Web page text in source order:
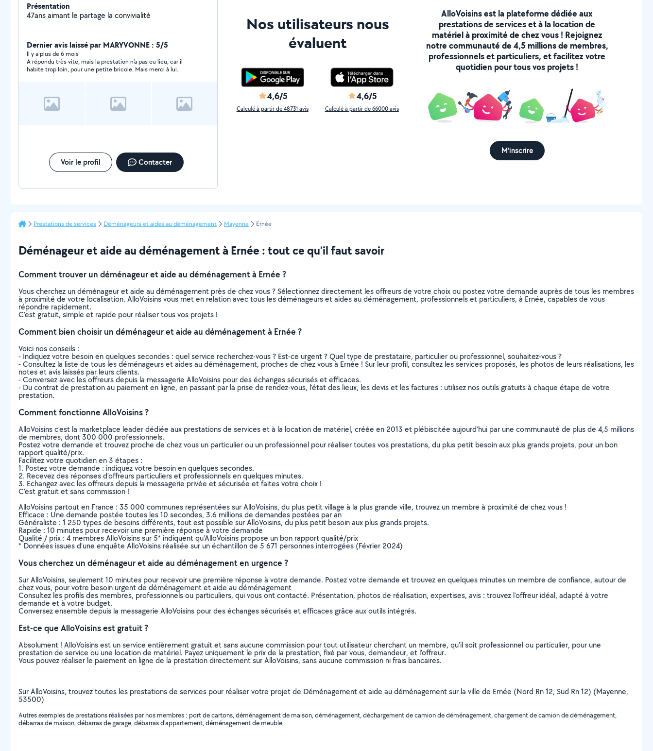
Présentation
47ans aimant le partage la convivialité
Dernier avis laissé par MARYVONNE : 5/5
Il y a plus de 6 mois
A répondu très vite, mais la prestation n'a pas eu lieu, car il
habite trop loin, pour une petite bricole. Mais merci à lui.
Voir le profil Contacter
Nos utilisateurs nous
évaluent
4,6/5
Calculé à partir de 48731 avis
4,6/5
Calculé à partir de 66000 avis
AlloVoisins est la plateforme dédiée aux
prestations de services et à la location de
matériel à proximité de chez vous ! Rejoignez
notre communauté de 4,5 millions de membres,
professionnels et particuliers, et facilitez votre
quotidien pour tous vos projets !
M'inscrire
Prestations de services Déménageurs et aides au déménagement Mayenne Ernée
Déménageur et aide au déménagement à Ernée : tout ce qu’il faut savoir
Comment trouver un déménageur et aide au déménagement à Ernée ?
Vous cherchez un déménageur et aide au déménagement près de chez vous ? Sélectionnez directement les offreurs de votre choix ou postez votre demande auprès de tous les membres
à proximité de votre localisation. AlloVoisins vous met en relation avec tous les déménageurs et aides au déménagement, professionnels et particuliers, à Ernée, capables de vous
répondre rapidement.
C’est gratuit, simple et rapide pour réaliser tous vos projets !
Comment bien choisir un déménageur et aide au déménagement à Ernée ?
Voici nos conseils :
- Indiquez votre besoin en quelques secondes : quel service recherchez-vous ? Est-ce urgent ? Quel type de prestataire, particulier ou professionnel, souhaitez-vous ?
- Consultez la liste de tous les déménageurs et aides au déménagement, proches de chez vous à Ernée ! Sur leur profil, consultez les services proposés, les photos de leurs réalisations, les
notes et avis laissés par leurs clients.
- Conversez avec les offreurs depuis la messagerie AlloVoisins pour des échanges sécurisés et efficaces.
- Du contrat de prestation au paiement en ligne, en passant par la prise de rendez-vous, l’état des lieux, les devis et les factures : utilisez nos outils gratuits à chaque étape de votre
prestation.
Comment fonctionne AlloVoisins ?
AlloVoisins c’est la marketplace leader dédiée aux prestations de services et à la location de matériel, créée en 2013 et plébiscitée aujourd’hui par une communauté de plus de 4,5 millions
de membres, dont 300 000 professionnels.
Postez votre demande et trouvez proche de chez vous un particulier ou un professionnel pour réaliser toutes vos prestations, du plus petit besoin aux plus grands projets, pour un bon
rapport qualité/prix.
Facilitez votre quotidien en 3 étapes :
1. Postez votre demande : indiquez votre besoin en quelques secondes.
2. Recevez des réponses d’offreurs particuliers et professionnels en quelques minutes.
3. Echangez avec les offreurs depuis la messagerie privée et sécurisée et faites votre choix !
C’est gratuit et sans commission !
AlloVoisins partout en France : 35 000 communes représentées sur AlloVoisins, du plus petit village à la plus grande ville, trouvez un membre à proximité de chez vous !
Efficace : Une demande postée toutes les 10 secondes, 3.6 millions de demandes postées par an
Généraliste : 1 250 types de besoins différents, tout est possible sur AlloVoisins, du plus petit besoin aux plus grands projets.
Rapide : 10 minutes pour recevoir une première réponse à votre demande
Qualité / prix : 4 membres AlloVoisins sur 5* indiquent qu’AlloVoisins propose un bon rapport qualité/prix
* Données issues d’une enquête AlloVoisins réalisée sur un échantillon de 5 671 personnes interrogées (Février 2024)
Vous cherchez un déménageur et aide au déménagement en urgence ?
Sur AlloVoisins, seulement 10 minutes pour recevoir une première réponse à votre demande. Postez votre demande et trouvez en quelques minutes un membre de confiance, autour de
chez vous, pour votre besoin urgent de déménagement et aide au déménagement
Consultez les profils des membres, professionnels ou particuliers, qui vous ont contacté. Présentation, photos de réalisation, expertises, avis : trouvez l'offreur idéal, adapté à votre
demande et à votre budget.
Conversez ensemble depuis la messagerie AlloVoisins pour des échanges sécurisés et efficaces grâce aux outils intégrés.
Est-ce que AlloVoisins est gratuit ?
Absolument ! AlloVoisins est un service entièrement gratuit et sans aucune commission pour tout utilisateur cherchant un membre, qu’il soit professionnel ou particulier, pour une
prestation de service ou une location de matériel. Payez uniquement le prix de la prestation, fixé par vous, demandeur, et l’offreur.
Vous pouvez réaliser le paiement en ligne de la prestation directement sur AlloVoisins, sans aucune commission ni frais bancaires.
Sur AlloVoisins, trouvez toutes les prestations de services pour réaliser votre projet de Déménagement et aide au déménagement sur la ville de Ernée (Nord Rn 12, Sud Rn 12) (Mayenne,
53500)
Autres exemples de prestations réalisées par nos membres : port de cartons, déménagement de maison, déménagement, déchargement de camion de déménagement, chargement de camion de déménagement,
débarras de maison, débarras de garage, débarras d'appartement, déménagement de meuble, ..